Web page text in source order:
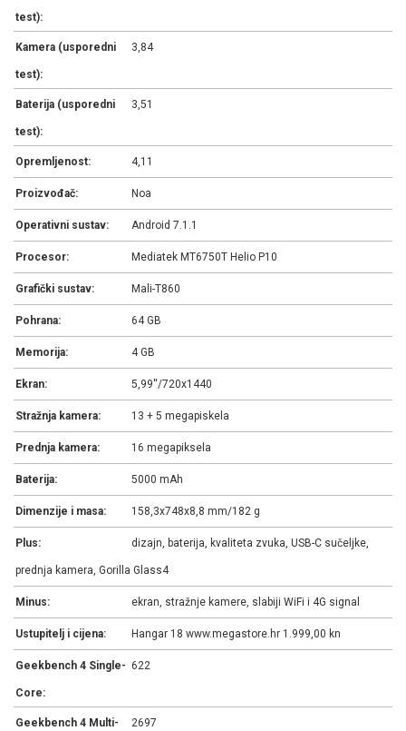
test):
Kamera (usporedni
test):
3,84
Baterija (usporedni
test):
3,51
Opremljenost: 4,11
Proizvođač: Noa
Operativni sustav: Android 7.1.1
Procesor: Mediatek MT6750T Helio P10
Grafički sustav: Mali-T860
Pohrana: 64 GB
Memorija: 4 GB
Ekran: 5,99''/720x1440
Stražnja kamera: 13 + 5 megapiskela
Prednja kamera: 16 megapiksela
Baterija: 5000 mAh
Dimenzije i masa: 158,3x748x8,8 mm/182 g
Plus: dizajn, baterija, kvaliteta zvuka, USB-C sučeljke,
prednja kamera, Gorilla Glass4
Minus: ekran, stražnje kamere, slabiji WiFi i 4G signal
Ustupitelj i cijena: Hangar 18 www.megastore.hr 1.999,00 kn
Geekbench 4 Single-
Core:
622
Geekbench 4 Multi- 2697